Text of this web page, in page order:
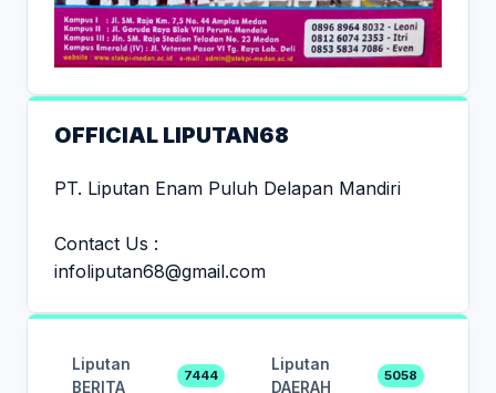
OFFICIAL LIPUTAN68
PT. Liputan Enam Puluh Delapan Mandiri
Contact Us :
infoliputan68@gmail.com
Liputan
BERITA
7444
Liputan
DAERAH
5058